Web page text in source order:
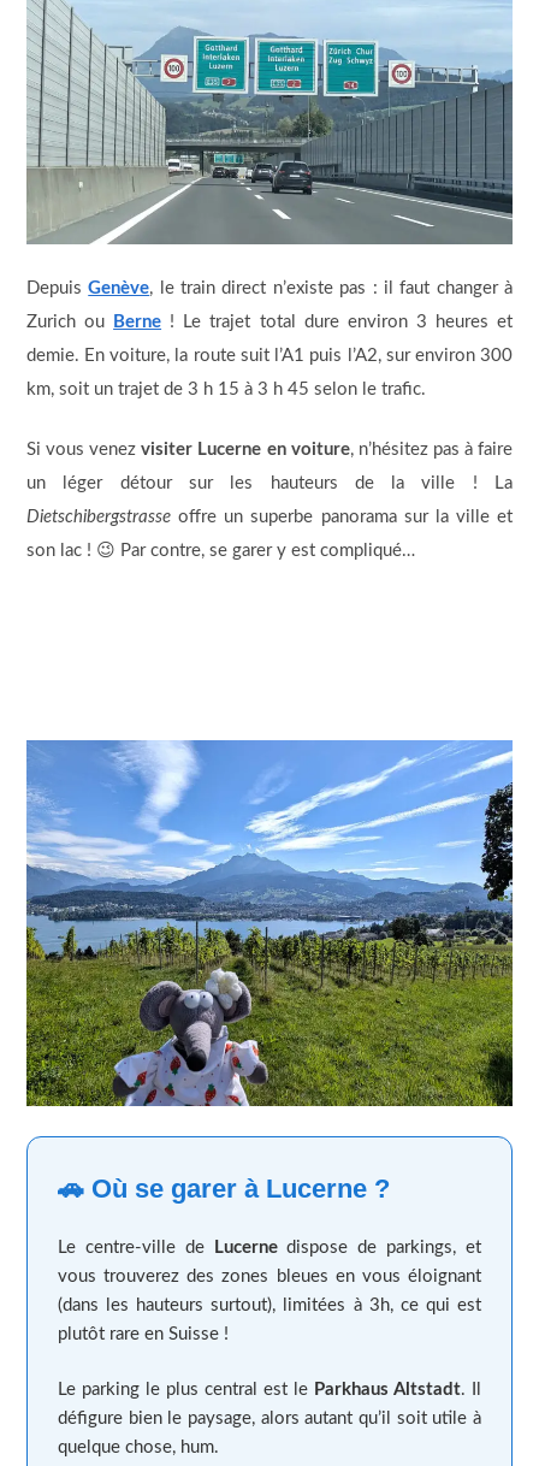
DepuisGenève, le train direct n’existe pas : il faut changer à
Zurich ou
Berne ! Le trajet total dure environ 3 heures et
demie. En voiture, la route suit l’A1 puis l’A2, sur environ 300
km, soit un trajet de 3 h 15 à 3 h 45 selon le trafic.
Si vous venezvisiter Lucerne en voiture, n’hésitez pas à faire
un léger détour sur les hauteurs de la ville ! La
Dietschibergstrasseoffre un superbe panorama sur la ville et
son lac ! 😉 Par contre, se garer y est compliqué…
🚗 Où se garer à Lucerne ?
Le centre-ville de Lucernedispose de parkings, et
vous trouverez des zones bleues en vous éloignant
(dans les hauteurs surtout), limitées à 3h, ce qui est
plutôt rare en Suisse !
Le parking le plus central est le Parkhaus Altstadt. Il
défigure bien le paysage, alors autant qu’il soit utile à
quelque chose, hum.